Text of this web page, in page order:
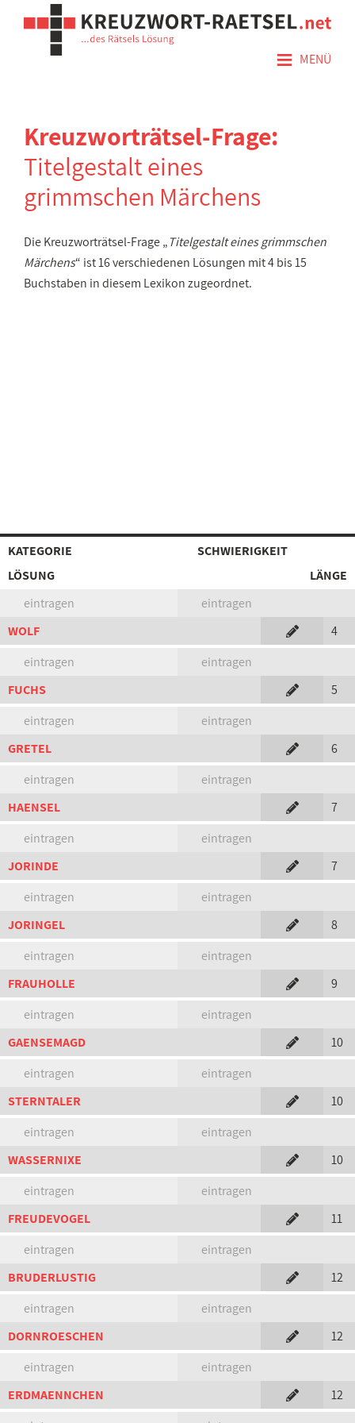
≡ MENÜ
Kreuzworträtsel-Frage:
Titelgestalt eines
grimmschen Märchens
Die Kreuzworträtsel-Frage „Titelgestalt eines grimmschen
Märchens“ ist 16 verschiedenen Lösungen mit 4 bis 15
Buchstaben in diesem Lexikon zugeordnet.
KATEGORIE
SCHWIERIGKEIT
LÖSUNG
LÄNGE
eintragen
eintragen
WOLF
4
eintragen
eintragen
FUCHS
5
eintragen
eintragen
GRETEL
6
eintragen
eintragen
HAENSEL
7
eintragen
eintragen
JORINDE
7
eintragen
eintragen
JORINGEL
8
eintragen
eintragen
FRAUHOLLE
9
eintragen
eintragen
GAENSEMAGD
10
eintragen
eintragen
STERNTALER
10
eintragen
eintragen
WASSERNIXE
10
eintragen
eintragen
FREUDEVOGEL
11
eintragen
eintragen
BRUDERLUSTIG
12
eintragen
eintragen
DORNROESCHEN
12
eintragen
eintragen
ERDMAENNCHEN
12